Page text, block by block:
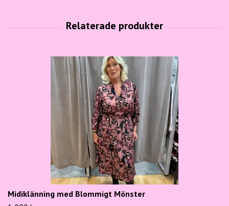
Midiklänning med Blommigt Mönster